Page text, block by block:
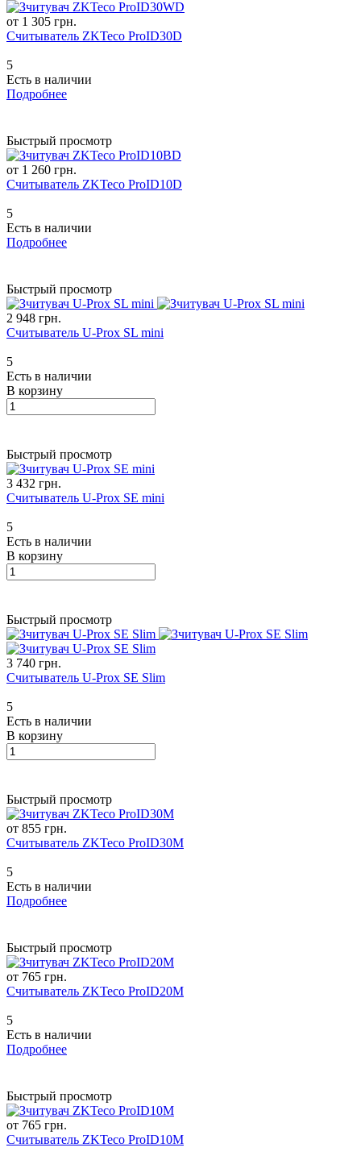
от 1 305 грн.
Считыватель ZKTeco ProID30D
5
Есть в наличии
Подробнее
Быстрый просмотр
от 1 260 грн.
Считыватель ZKTeco ProID10D
5
Есть в наличии
Подробнее
Быстрый просмотр
2 948 грн.
Считыватель U-Prox SL mini
5
Есть в наличии
В корзину
Быстрый просмотр
3 432 грн.
Считыватель U-Prox SE mini
5
Есть в наличии
В корзину
Быстрый просмотр
3 740 грн.
Считыватель U-Prox SE Slim
5
Есть в наличии
В корзину
Быстрый просмотр
от 855 грн.
Считыватель ZKTeco ProID30M
5
Есть в наличии
Подробнее
Быстрый просмотр
от 765 грн.
Считыватель ZKTeco ProID20M
5
Есть в наличии
Подробнее
Быстрый просмотр
от 765 грн.
Считыватель ZKTeco ProID10M